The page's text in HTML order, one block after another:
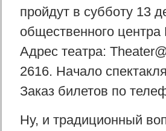
пройдут в субботу 13
общественного центра
Адрес театра:
2616. Начало
Заказ билетов по
Ну, и традиционный